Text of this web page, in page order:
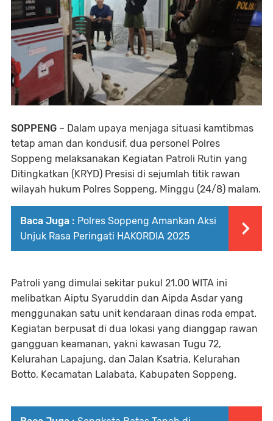
SOPPENG – Dalam upaya menjaga situasi kamtibmas
tetap aman dan kondusif, dua personel Polres
Soppeng melaksanakan Kegiatan Patroli Rutin yang
Ditingkatkan (KRYD) Presisi di sejumlah titik rawan
wilayah hukum Polres Soppeng, Minggu (24/8) malam.
Baca Juga : Polres Soppeng Amankan Aksi
Unjuk Rasa Peringati HAKORDIA 2025
Patroli yang dimulai sekitar pukul 21.00 WITA ini
melibatkan Aiptu Syaruddin dan Aipda Asdar yang
menggunakan satu unit kendaraan dinas roda empat.
Kegiatan berpusat di dua lokasi yang dianggap rawan
gangguan keamanan, yakni kawasan Tugu 72,
Kelurahan Lapajung, dan Jalan Ksatria, Kelurahan
Botto, Kecamatan Lalabata, Kabupaten Soppeng.